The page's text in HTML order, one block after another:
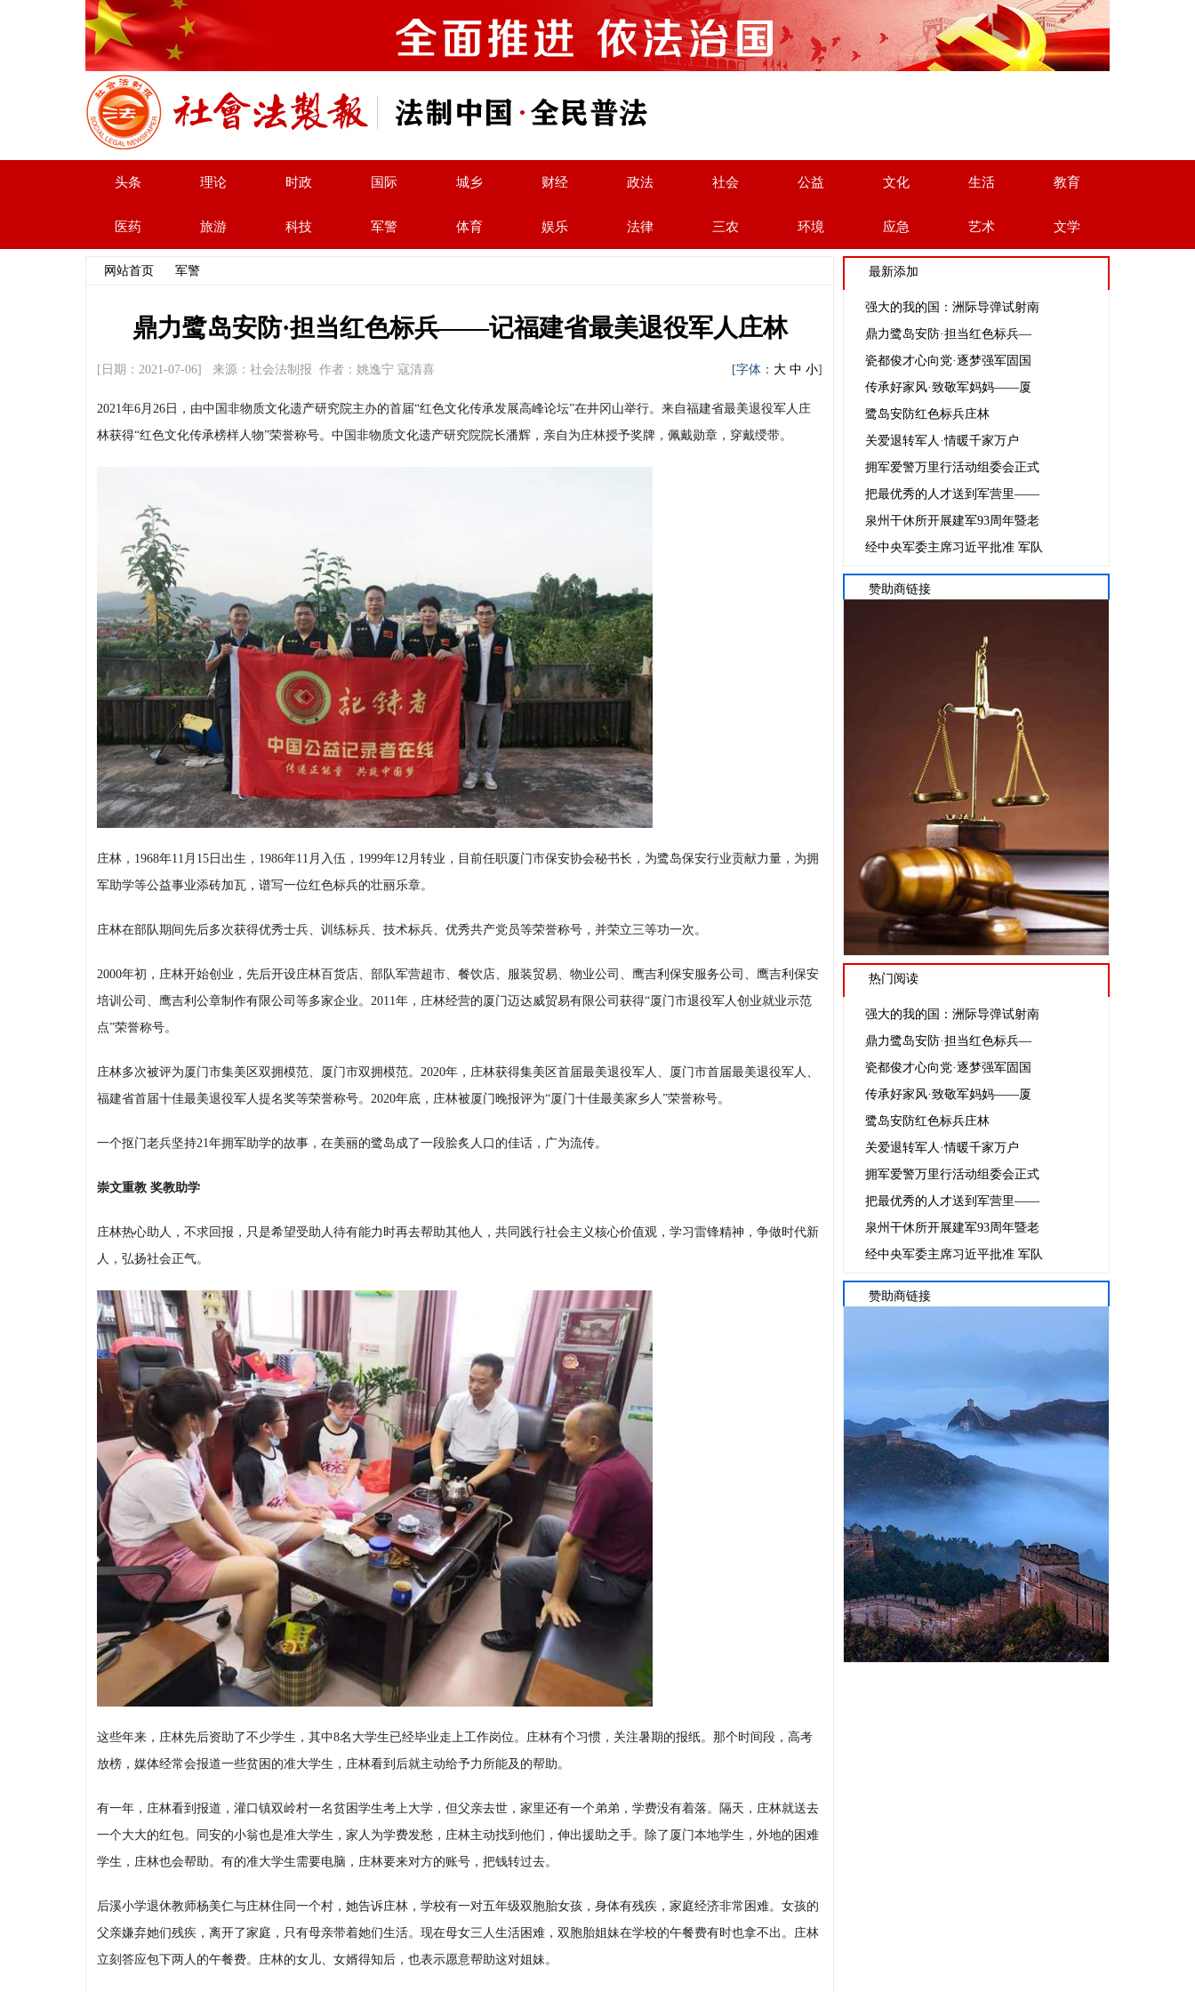
头条 理论 时政 国际 城乡 财经 政法 社会 公益 文化 生活 教育
医药 旅游 科技 军警 体育 娱乐 法律 三农 环境 应急 艺术 文学
网站首页 军警
鼎力鹭岛安防·担当红色标兵——记福建省最美退役军人庄林
[日期：2021-07-06] 来源：社会法制报 作者：姚逸宁 寇清喜 [字体： 大 中 小]
2021年6月26日，由中国非物质文化遗产研究院主办的首届“红色文化传承发展高峰论坛”在井冈山举行。来自福建省最美退役军人庄
林获得“红色文化传承榜样人物”荣誉称号。中国非物质文化遗产研究院院长潘辉，亲自为庄林授予奖牌，佩戴勋章，穿戴绶带。
庄林，1968年11月15日出生，1986年11月入伍，1999年12月转业，目前任职厦门市保安协会秘书长，为鹭岛保安行业贡献力量，为拥
军助学等公益事业添砖加瓦，谱写一位红色标兵的壮丽乐章。
庄林在部队期间先后多次获得优秀士兵、训练标兵、技术标兵、优秀共产党员等荣誉称号，并荣立三等功一次。
2000年初，庄林开始创业，先后开设庄林百货店、部队军营超市、餐饮店、服装贸易、物业公司、鹰吉利保安服务公司、鹰吉利保安
培训公司、鹰吉利公章制作有限公司等多家企业。2011年，庄林经营的厦门迈达威贸易有限公司获得“厦门市退役军人创业就业示范
点”荣誉称号。
庄林多次被评为厦门市集美区双拥模范、厦门市双拥模范。2020年，庄林获得集美区首届最美退役军人、厦门市首届最美退役军人、
福建省首届十佳最美退役军人提名奖等荣誉称号。2020年底，庄林被厦门晚报评为“厦门十佳最美家乡人”荣誉称号。
一个抠门老兵坚持21年拥军助学的故事，在美丽的鹭岛成了一段脍炙人口的佳话，广为流传。
崇文重教 奖教助学
庄林热心助人，不求回报，只是希望受助人待有能力时再去帮助其他人，共同践行社会主义核心价值观，学习雷锋精神，争做时代新
人，弘扬社会正气。
这些年来，庄林先后资助了不少学生，其中8名大学生已经毕业走上工作岗位。庄林有个习惯，关注暑期的报纸。那个时间段，高考
放榜，媒体经常会报道一些贫困的准大学生，庄林看到后就主动给予力所能及的帮助。
有一年，庄林看到报道，灌口镇双岭村一名贫困学生考上大学，但父亲去世，家里还有一个弟弟，学费没有着落。隔天，庄林就送去
一个大大的红包。同安的小翁也是准大学生，家人为学费发愁，庄林主动找到他们，伸出援助之手。除了厦门本地学生，外地的困难
学生，庄林也会帮助。有的准大学生需要电脑，庄林要来对方的账号，把钱转过去。
后溪小学退休教师杨美仁与庄林住同一个村，她告诉庄林，学校有一对五年级双胞胎女孩，身体有残疾，家庭经济非常困难。女孩的
父亲嫌弃她们残疾，离开了家庭，只有母亲带着她们生活。现在母女三人生活困难，双胞胎姐妹在学校的午餐费有时也拿不出。庄林
立刻答应包下两人的午餐费。庄林的女儿、女婿得知后，也表示愿意帮助这对姐妹。
最新添加
强大的我的国：洲际导弹试射南
鼎力鹭岛安防·担当红色标兵—
瓷都俊才心向党·逐梦强军固国
传承好家风·致敬军妈妈——厦
鹭岛安防红色标兵庄林
关爱退转军人·情暖千家万户
拥军爱警万里行活动组委会正式
把最优秀的人才送到军营里——
泉州干休所开展建军93周年暨老
经中央军委主席习近平批准 军队
赞助商链接
热门阅读
强大的我的国：洲际导弹试射南
鼎力鹭岛安防·担当红色标兵—
瓷都俊才心向党·逐梦强军固国
传承好家风·致敬军妈妈——厦
鹭岛安防红色标兵庄林
关爱退转军人·情暖千家万户
拥军爱警万里行活动组委会正式
把最优秀的人才送到军营里——
泉州干休所开展建军93周年暨老
经中央军委主席习近平批准 军队
赞助商链接